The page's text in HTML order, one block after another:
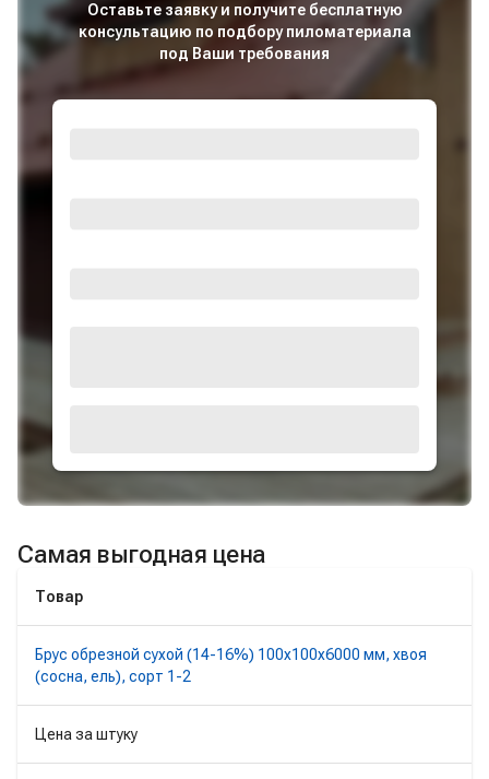
Оставьте заявку и получите бесплатную
консультацию по подбору пиломатериала
под Ваши требования
Самая выгодная цена
Товар
Брус обрезной сухой (14-16%) 100х100х6000 мм, хвоя
(сосна, ель), сорт 1-2
Цена за штуку